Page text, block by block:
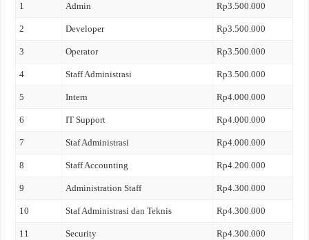
1 Admin Rp3.500.000
2 Developer Rp3.500.000
3 Operator Rp3.500.000
4 Staff Administrasi Rp3.500.000
5 Intern Rp4.000.000
6 IT Support Rp4.000.000
7 Staf Administrasi Rp4.000.000
8 Staff Accounting Rp4.200.000
9 Administration Staff Rp4.300.000
10 Staf Administrasi dan Teknis Rp4.300.000
11 Security Rp4.300.000